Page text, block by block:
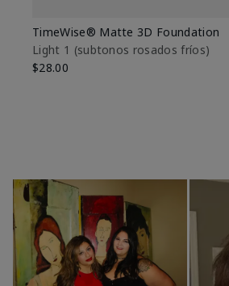
TimeWise® Matte 3D Foundation
Light 1​ (subtonos rosados fríos)
$28.00